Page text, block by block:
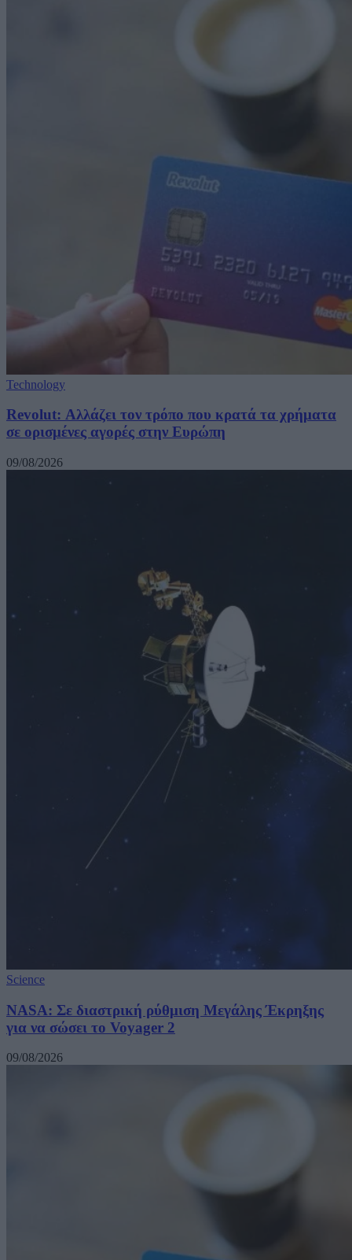
Technology
Revolut: Αλλάζει τον τρόπο που κρατά τα χρήματα
σε ορισμένες αγορές στην Ευρώπη
09/08/2026
Science
NASA: Σε διαστρική ρύθμιση Μεγάλης Έκρηξης
για να σώσει το Voyager 2
09/08/2026